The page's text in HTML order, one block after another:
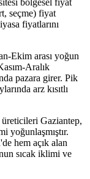
seçme) fiyat
fiyatlarını
Ekim arası yoğun
Aralık
pazara girer. Pik
arz kısıtlı
Gaziantep,
yoğunlaşmıştır.
hem açık alan
sıcak iklimi ve